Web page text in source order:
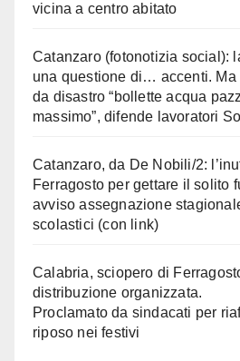
vicina a centro abitato
Catanzaro (fotonotizia social):
una questione di… accenti. Ma
da disastro “bollette acqua
massimo”, difende lavoratori
Catanzaro, da De Nobili/2:
Ferragosto per gettare il solito
avviso assegnazione
scolastici (con link)
Calabria, sciopero di
distribuzione organizzata.
Proclamato da sindacati per
riposo nei festivi